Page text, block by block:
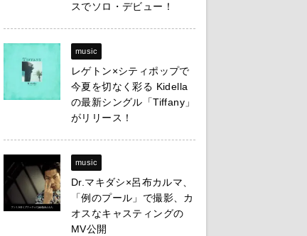
スでソロ・デビュー！
music
レゲトン×シティポップで
今夏を切なく彩る Kidella
の最新シングル「Tiffany」
がリリース！
music
Dr.マキダシ×呂布カルマ、
「例のプール」で撮影、カ
オスなキャスティングの
MV公開